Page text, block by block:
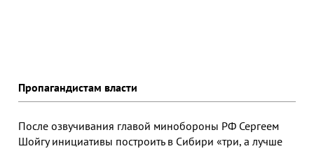
Пропагандистам власти
После озвучивания главой минобороны РФ Сергеем
Шойгу инициативы построить в Сибири «три, а лучше